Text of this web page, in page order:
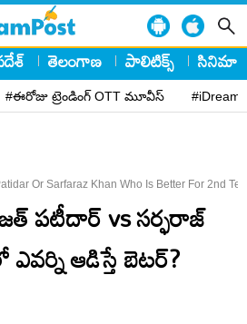
తెలంగాణ పాలిటిక్స్ సినిమా
#ఈరోజు ట్రెండింగ్ OTT మూవీస్
Or Sarfaraz Khan Who Is Better For 2nd
పటీదార్‌ vs సర్ఫరాజ్‌
ఆడిస్తే బెటర్‌?